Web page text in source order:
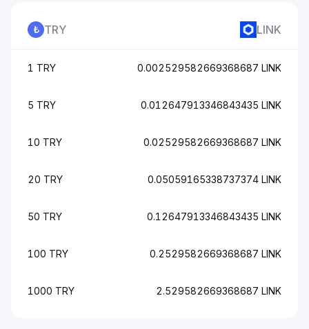
TRY LINK
1 TRY 0.002529582669368687 LINK
5 TRY 0.012647913346843435 LINK
10 TRY 0.02529582669368687 LINK
20 TRY 0.05059165338737374 LINK
50 TRY 0.12647913346843435 LINK
100 TRY 0.2529582669368687 LINK
1000 TRY 2.529582669368687 LINK